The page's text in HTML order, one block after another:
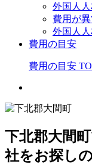
外国人
費用が
外国人人
費用の目安
費用の目安
下北郡大間
社をお探し